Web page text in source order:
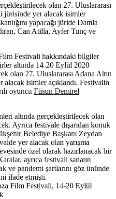
olan 27. Uluslararası
jürisinde yer alacak isimler
yapacağı jüride Damla
Can Atilla, Ayfer Tunç ve
Festivali hakkındaki bilgiler
altında 14-20 Eylül 2020
olan 27. Uluslararası Adana Altın
alacak isimler açıklandı. Festivalin
oyuncu Füsun Demirel
altında gerçekleştirilecek olan
Ayrıca festivale dışarıdan konuk
Belediye Başkanı Zeydan
yer alacak olan yarışma
özel olarak hazırlanacak bir
ayrıca festivali sanatın
ve pandemi şartlarını göz ününde
ifade etmişti.
Film Festivali, 14-20 Eylül